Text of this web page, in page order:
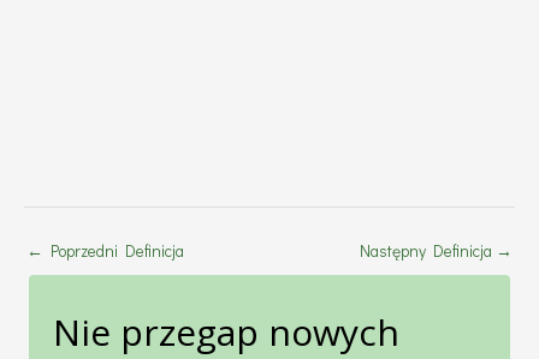
← Poprzedni Definicja Następny Definicja →
Nie przegap nowych